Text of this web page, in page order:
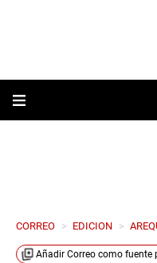
CORREO > EDICION >
Añadir Correo como fuente